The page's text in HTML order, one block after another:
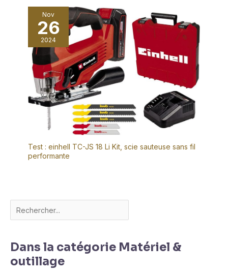
Nov
26
2024
Test : einhell TC-JS 18 Li Kit, scie sauteuse sans fil
performante
Dans la catégorie Matériel &
outillage